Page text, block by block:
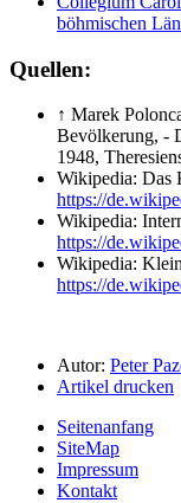
böhmischen
Quellen:
↑ Marek
Bevölkerung, -
1948,
Wikipedia: Das
https://
Wikipedia:
https://
Wikipedia:
https://
Autor: Peter
Artikel drucken
Seitenanfang
SiteMap
Impressum
Kontakt